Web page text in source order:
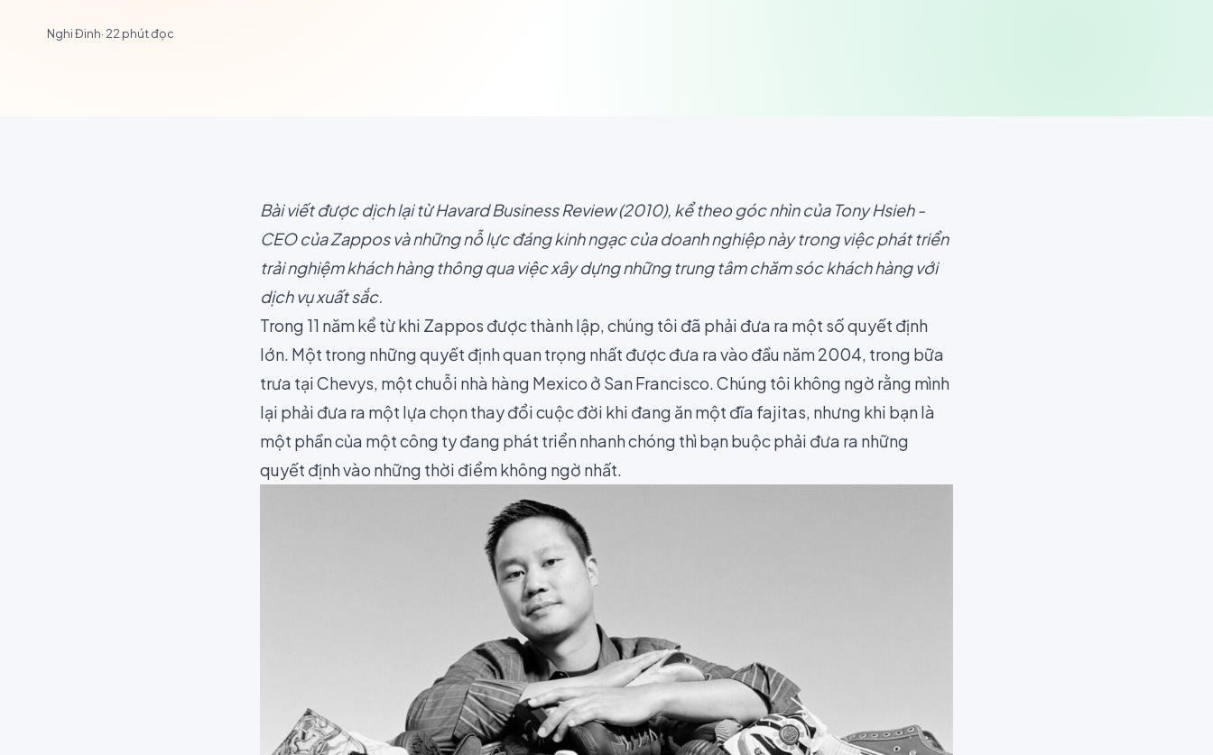
Nghi Đinh· 22 phút đọc
Bài viết được dịch lại từHavard Business Review(2010), kể theo góc nhìn của Tony Hsieh-
CEO của Zappos và những nỗ lực đáng kinh ngạc của doanh nghiệp này trong việc phát triển
trải nghiệm khách hàng thông qua việc xây dựng những trung tâm chăm sóc khách hàng với
dịch vụ xuất sắc.
Trong 11 năm kể từ khi Zappos được thành lập, chúng tôi đã phải đưa ra một số quyết định
lớn. Một trong những quyết định quan trọng nhất được đưa ra vào đầu năm 2004, trong bữa
trưa tại Chevys, một chuỗi nhà hàng Mexico ở San Francisco. Chúng tôi không ngờ rằng mình
lại phải đưa ra một lựa chọn thay đổi cuộc đời khi đang ăn một đĩa fajitas, nhưng khi bạn là
một phần của một công ty đang phát triển nhanh chóng thì bạn buộc phải đưa ra những
quyết định vào những thời điểm không ngờ nhất.